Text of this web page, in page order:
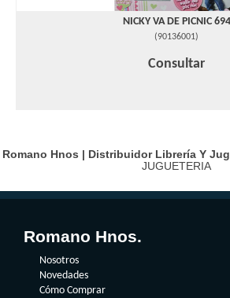
NICKY VA DE PICNIC 694
(90136001)
Consultar
Romano Hnos | Distribuidor Librería Y
JUGUETERIA
Romano Hnos.
Nosotros
Novedades
Cómo Comprar